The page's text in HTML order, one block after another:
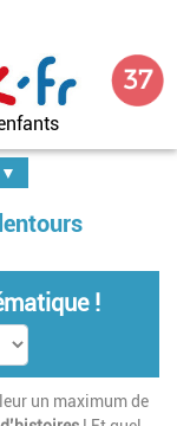
▼
!
un maximum de